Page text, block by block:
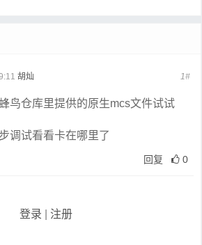
胡灿 1#
鸟仓库里提供的原生mcs文件试试
调试看看卡在哪里了
回复 0
登录 注册